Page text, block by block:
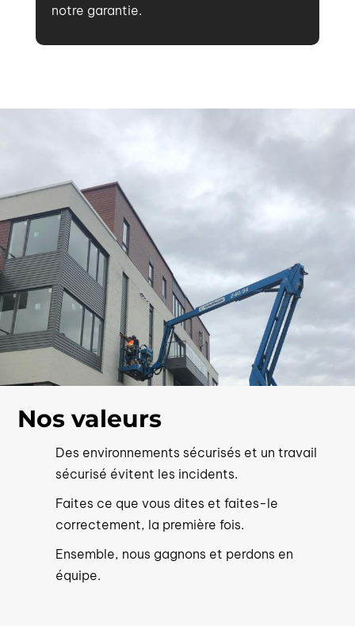
notre garantie.
Nos valeurs
Des environnements sécurisés et un travail
sécurisé évitent les incidents.
Faites ce que vous dites et faites-le
correctement, la première fois.
Ensemble, nous gagnons et perdons en
équipe.